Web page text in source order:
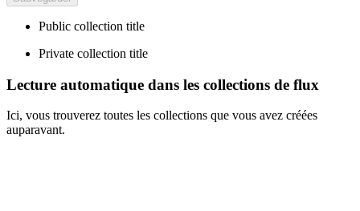
Public collection title
Private collection title
Lecture automatique dans les collections de flux
Ici, vous trouverez toutes les collections que vous avez créées
auparavant.